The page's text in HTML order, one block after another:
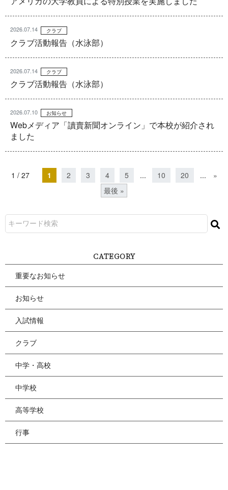
2026.07.14 クラブ
クラブ活動報告（水泳部）
2026.07.14 クラブ
クラブ活動報告（水泳部）
2026.07.10 お知らせ
Webメディア「讀賣新聞オンライン」で本校が紹介され
ました
1 / 27 1 2 3 4 5 ... 10 20 ...
»
最後 »
CATEGORY
重要なお知らせ
お知らせ
入試情報
クラブ
中学・高校
中学校
高等学校
行事